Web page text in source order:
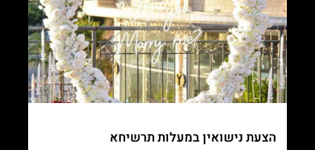
הצעת נישואין במעלות תרשיחא